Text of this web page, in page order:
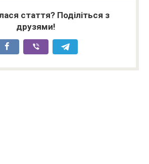
стаття? Поділіться з
друзями!